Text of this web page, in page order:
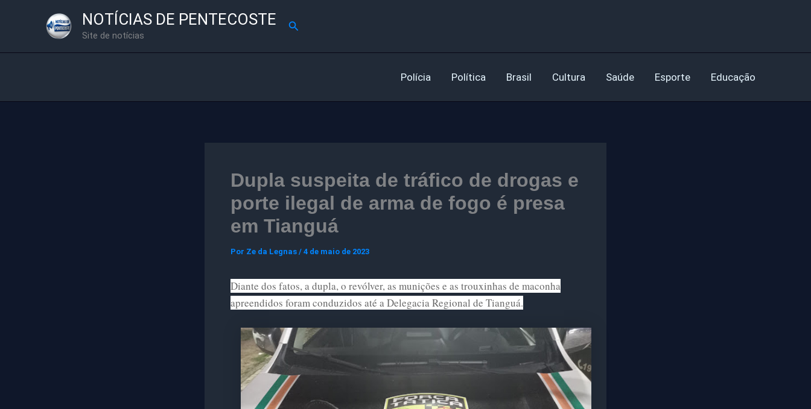
NOTÍCIAS DE PENTECOSTE
Site de notícias
Pesquisar
Polícia Política Brasil Cultura Saúde Esporte Educação
Dupla suspeita de tráfico de drogas e
porte ilegal de arma de fogo é presa
em Tianguá
Por Ze da Legnas / 4 de maio de 2023
Diante dos fatos, a dupla, o revólver, as munições e as trouxinhas de maconha
apreendidos foram conduzidos até a Delegacia Regional de Tianguá.